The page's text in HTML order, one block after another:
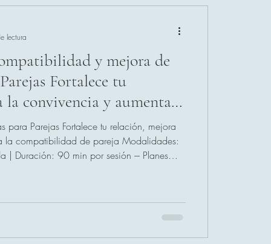
tu
la convivencia y aumenta
de pareja Modalidades:
para Parejas Fortalece tu relación, mejora
la compatibilidad de pareja Modalidades:
| Duración: 90 min por sesión --- Planes
lectura